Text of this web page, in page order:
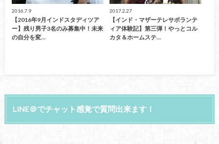
2016.7.9
【2016年9月インドスタディツア
ー】残り男子3名のみ募集中！未来
の自分を変…
2017.2.27
【インド・マザーテレサボランテ
ィア体験記】第三弾！やっとコル
カタ＆ホームステ…
LINE＠でチャット感覚で質問出来ます！